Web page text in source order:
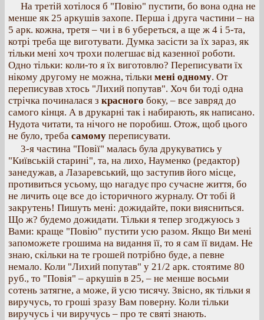
На третій хотілося б "Повію" пустити, бо вона одна не
менше як 25 аркушів захопе. Перша і друга частини – на
5 арк. кожна, третя – чи і в 6 убереться, а ще ж 4 і 5-та,
котрі треба ще виготувати. Думка засісти за їх зараз, як
тільки мені хоч трохи полегшає від казенної роботи.
Одно тільки: коли-то я їх виготовлю? Переписувати їх
нікому другому не можна, тільки мені одному. От
переписував хтось "Лихий попутав". Хоч би тоді одна
стрічка починалася з красного боку, – все завряд до
самого кінця. А в друкарні так і набирають, як написано.
Нудота читати, та нічого не поробиш. Отож, щоб цього
не було, треба самому переписувати.
3-я частина "Повії" малась була друкуватись у
"Київській старині", та, на лихо, Науменко (редактор)
занедужав, а Лазаревський, що заступив його місце,
противиться усьому, що нагадує про сучасне життя, бо
не личить оце все до історичного журналу. От тобі й
закрутень! Пишуть мені: дожидайте, поки виясниться.
Що ж? будемо дожидати. Тільки я тепер згоджуюсь з
Вами: краще "Повію" пустити усю разом. Якщо Ви мені
запоможете грошима на видання її, то я сам її видам. Не
знаю, скільки на те грошей потрібно буде, а певне
немало. Коли "Лихий попутав" у 21/2 арк. стоятиме 80
руб., то "Повія" – аркушів в 25, – не менше восьми
сотень затягне, а може, й усю тисячу. Звісно, як тільки я
виручусь, то гроші зразу Вам поверну. Коли тільки
виручусь і чи виручусь – про те святі знають.